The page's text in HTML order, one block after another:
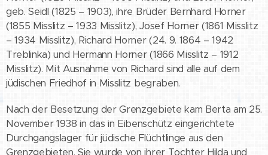
geb. Seidl (1825 – 1903), ihre Brüder Bernhard Horner
(1855 Misslitz – 1933 Misslitz), Josef Horner (1861 Misslitz
– 1934 Misslitz), Richard Horner (24. 9. 1864 – 1942
Treblinka) und Hermann Horner (1866 Misslitz – 1912
Misslitz). Mit Ausnahme von Richard sind alle auf dem
jüdischen Friedhof in Misslitz begraben.
Nach der Besetzung der Grenzgebiete kam Berta am 25.
November 1938 in das in Eibenschütz eingerichtete
Durchgangslager für jüdische Flüchtlinge aus den
Grenzgebieten. Sie wurde von ihrer Tochter Hilda und